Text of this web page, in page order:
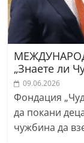
„Знаете ли
09.06.2026
Фондация
да покани
чужбина да